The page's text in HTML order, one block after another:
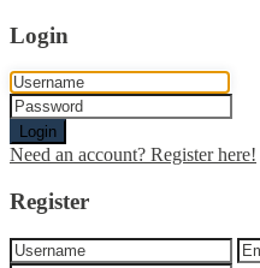
Login
Login
Need an account? Register here!
Register